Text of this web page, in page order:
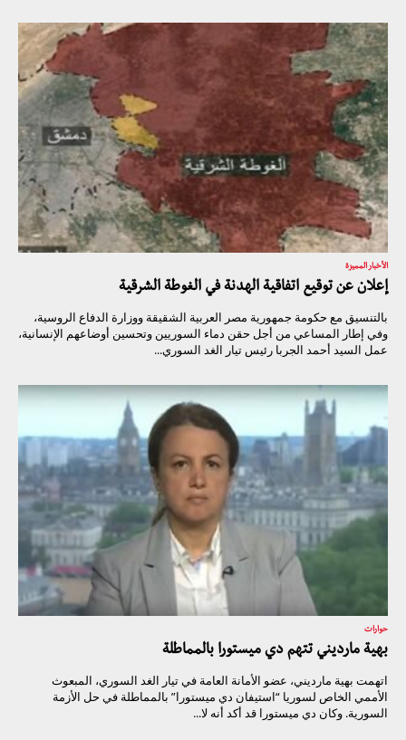
الأخبار المميزة
إعلان عن توقيع اتفاقية الهدنة في الغوطة الشرقية
بالتنسيق مع حكومة جمهورية مصر العربية الشقيقة ووزارة الدفاع الروسية،
وفي إطار المساعي من أجل حقن دماء السوريين وتحسين أوضاعهم الإنسانية،
عمل السيد أحمد الجربا رئيس تيار الغد السوري...
حوارات
بهية مارديني تتهم دي ميستورا بالمماطلة
اتهمت بهية مارديني، عضو الأمانة العامة في تيار الغد السوري، المبعوث
الأممي الخاص لسوريا “استيفان دي ميستورا” بالمماطلة في حل الأزمة
السورية. وكان دي ميستورا قد أكد أنه لا...